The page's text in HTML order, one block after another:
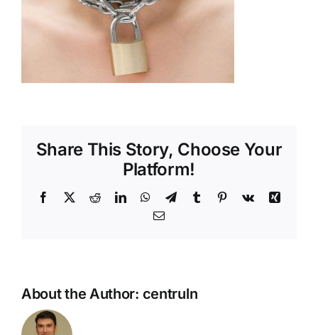
Shop
Tratamente naturale
Share This Story, Choose Your
Platform!
Facebook
X RedditLinkedInWhatsApp
TelegramTumblr Pinterest
Vk
Xing
Email
About the Author: centruln